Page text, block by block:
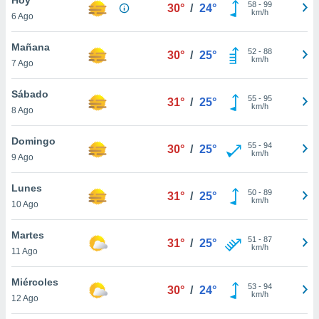
en
más
nuestra
de
cookies
aceptar
6 Ago
30° / 24° 58- 99
km/h
Mañana
7 Ago
30° / 25° 52- 88
km/h
Sábado
8 Ago
31° / 25° 55- 95
km/h
Domingo
9 Ago
30° / 25° 55- 94
km/h
Lunes
10 Ago
31° / 25° 50- 89
km/h
Martes
11 Ago
31° / 25° 51 - 87
km/h
Miércoles
12 Ago
30° / 24° 53- 94
km/h